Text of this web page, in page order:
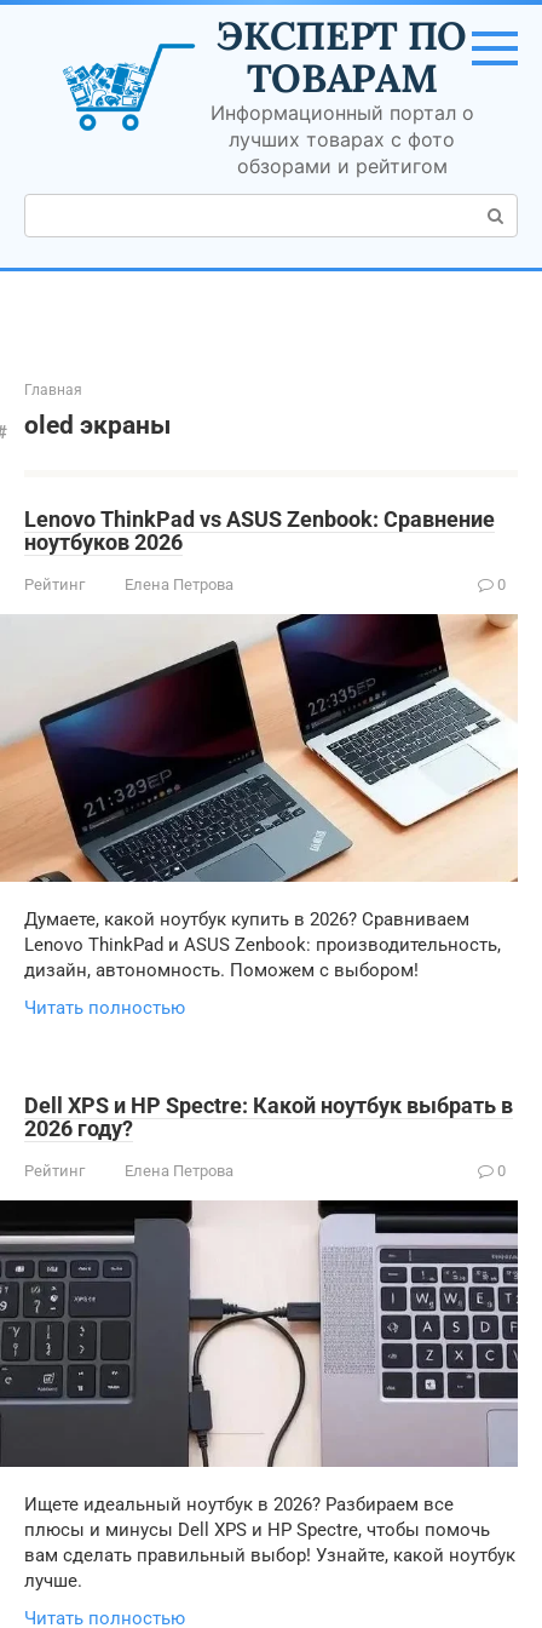
Перейти
контенту
ЭКСПЕРТ ПО
ТОВАРАМ
Информационный портал о
лучших товарах с фото
обзорами и рейтигом
Поиск:
Главная
oled экраны
Lenovo ThinkPad vs ASUS Zenbook: Сравнение
ноутбуков 2026
Рейтинг Елена Петрова 0
Думаете, какой ноутбук купить в 2026? Сравниваем
Lenovo ThinkPad и ASUS Zenbook: производительность,
дизайн, автономность. Поможем с выбором!
Читать полностью
Dell XPS и HP Spectre: Какой ноутбук выбрать в
2026 году?
Рейтинг Елена Петрова 0
Ищете идеальный ноутбук в 2026? Разбираем все
плюсы и минусы Dell XPS и HP Spectre, чтобы помочь
вам сделать правильный выбор! Узнайте, какой ноутбук
лучше.
Читать полностью